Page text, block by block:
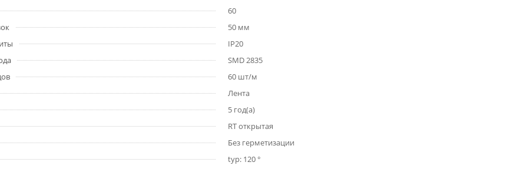
60
50 мм
IP20
SMD 2835
60 шт/м
Лента
5 год(а)
RT открытая
Без герметизации
typ: 120 °